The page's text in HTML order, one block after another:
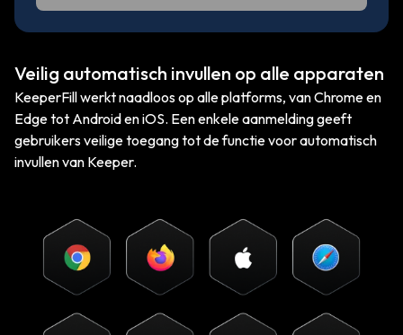
Veilig automatisch invullen op alle apparaten
KeeperFill werkt naadloos op alle platforms, van Chrome en
Edge tot Android en iOS. Een enkele aanmelding geeft
gebruikers veilige toegang tot de functie voor automatisch
invullen van Keeper.